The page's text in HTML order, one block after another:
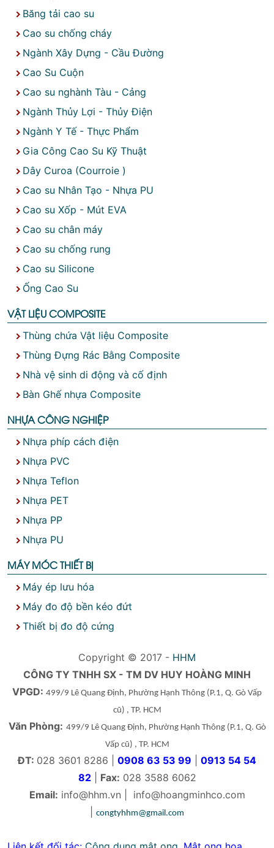
Băng tải cao su
Cao su chống cháy
Ngành Xây Dựng - Cầu Đường
Cao Su Cuộn
Cao su nghành Tàu - Cảng
Ngành Thủy Lợi - Thủy Điện
Ngành Y Tế - Thực Phẩm
Gia Công Cao Su Kỹ Thuật
Dây Curoa (Courroie )
Cao su Nhân Tạo - Nhựa PU
Cao su Xốp - Mút EVA
Cao su chân máy
Cao su chống rung
Cao su Silicone
Ống Cao Su
VẬT LIỆU COMPOSITE
Thùng chứa Vật liệu Composite
Thùng Đựng Rác Bằng Composite
Nhà vệ sinh di động và cố định
Bàn Ghế nhựa Composite
NHỰA CÔNG NGHIỆP
Nhựa phíp cách điện
Nhựa PVC
Nhựa Teflon
Nhựa PET
Nhựa PP
Nhựa PU
MÁY MÓC THIẾT BỊ
Máy ép lưu hóa
Máy đo độ bền kéo đứt
Thiết bị đo độ cứng
Copyright © 2017 - HHM
CÔNG TY TNHH SX - TM DV HUY HOÀNG MINH
VPGD: 499/9 Lê Quang Định, Phường Hạnh Thông (P.1, Q. Gò Vấp
cũ) , TP. HCM
Văn Phòng: 499/9 Lê Quang Định, Phường Hạnh Thông(P.1, Q. Gò
Vấp cũ) , TP. HCM
ĐT: 028 3601 8286 | 0908 63 53 99
0913 54 54
82| Fax: 028 3588 6062
Email: info@hhm.vn
info@hoangminhco.com
congtyhhm@gmail.com